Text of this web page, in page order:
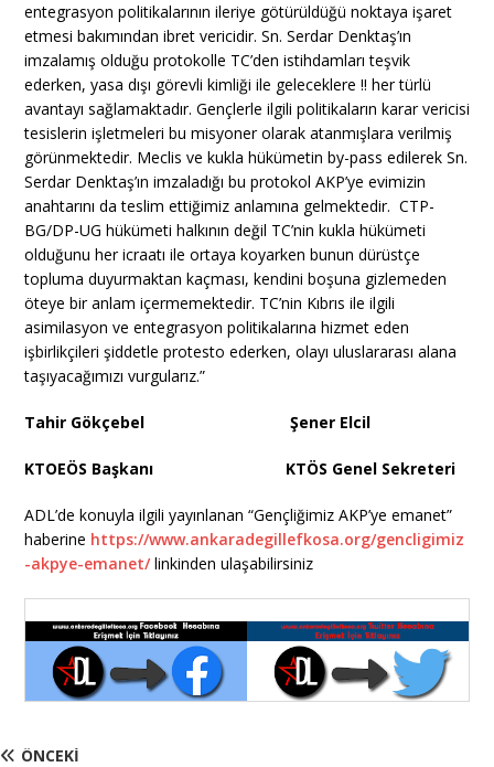
entegrasyon politikalarının ileriye götürüldüğü noktaya işaret
etmesi bakımından ibret vericidir. Sn. Serdar Denktaş’ın
imzalamış olduğu protokolle TC’den istihdamları teşvik
ederken, yasa dışı görevli kimliği ile geleceklere !! her türlü
avantayı sağlamaktadır. Gençlerle ilgili politikaların karar vericisi
tesislerin işletmeleri bu misyoner olarak atanmışlara verilmiş
görünmektedir. Meclis ve kukla hükümetin by-pass edilerek Sn.
Serdar Denktaş’ın imzaladığı bu protokol AKP’ye evimizin
anahtarını da teslim ettiğimiz anlamına gelmektedir. CTP-
BG/DP-UG hükümeti halkının değil TC’nin kukla hükümeti
olduğunu her icraatı ile ortaya koyarken bunun dürüstçe
topluma duyurmaktan kaçması, kendini boşuna gizlemeden
öteye bir anlam içermemektedir. TC’nin Kıbrıs ile ilgili
asimilasyon ve entegrasyon politikalarına hizmet eden
işbirlikçileri şiddetle protesto ederken, olayı uluslararası alana
taşıyacağımızı vurgularız.”
Tahir Gökçebel Şener Elcil
KTOEÖS Başkanı KTÖS Genel Sekreteri
ADL’de konuyla ilgili yayınlanan “Gençliğimiz AKP’ye emanet”
haberine https://www.ankaradegillefkosa.org/gencligimiz
-akpye-emanet/linkinden ulaşabilirsiniz
ÖNCEKI